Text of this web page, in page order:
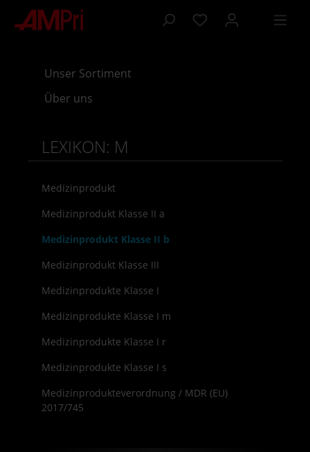
springen
Unser Sortiment
Über uns
LEXIKON: M
Medizinprodukt
Medizinprodukt Klasse II a
Medizinprodukt Klasse II b
Medizinprodukt Klasse III
Medizinprodukte Klasse I
Medizinprodukte Klasse I m
Medizinprodukte Klasse I r
Medizinprodukte Klasse I s
Medizinprodukteverordnung / MDR (EU)
2017/745